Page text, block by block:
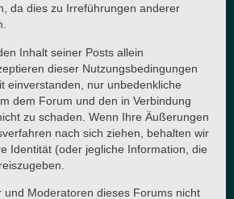
da dies zu Irreführungen anderer
Inhalt seiner Posts allein
dieser Nutzungsbedingungen
einverstanden, nur unbedenkliche
dem Forum und den in Verbindung
zu schaden. Wenn Ihre Äußerungen
nach sich ziehen, behalten wir
Identität (oder jegliche Information, die
und Moderatoren dieses Forums nicht